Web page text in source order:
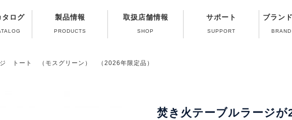
タログ 製品情報
PRODUCTS
取扱店舗情報
SHOP
サポート
SUPPORT
ブラン
ジ トート （モスグリーン） （2026年限定品）
焚き火テーブルラージ